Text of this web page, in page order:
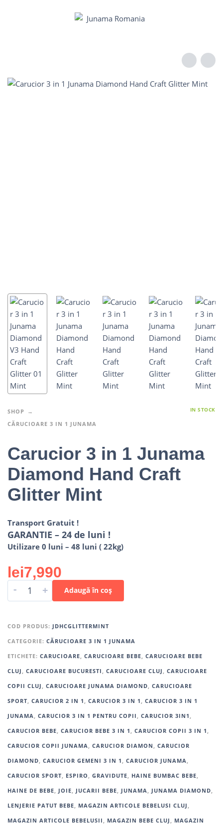
SHOP
CĂRUCIOARE 3 IN 1 JUNAMA
IN STOCK
Carucior 3 in 1 Junama
Diamond Hand Craft
Glitter Mint
Transport Gratuit !
GARANTIE – 24 de luni !
Utilizare 0 luni – 48 luni ( 22kg)
lei7,990
- + Adaugă în coș
COD PRODUS: JDHCGLITTERMINT
CATEGORIE: CĂRUCIOARE 3 IN 1 JUNAMA
ETICHETE: CARUCIOARE, CARUCIOARE BEBE, CARUCIOARE BEBE
CLUJ , CARUCIOARE BUCURESTI , CARUCIOARE CLUJ , CARUCIOARE
COPII CLUJ , CARUCIOARE JUNAMA DIAMOND, CARUCIOARE
SPORT, CARUCIOR 2 IN 1 , CARUCIOR 3 IN 1 , CARUCIOR 3 IN 1
JUNAMA, CARUCIOR 3 IN 1 PENTRU COPII , CARUCIOR 3IN1 ,
CARUCIOR BEBE, CARUCIOR BEBE 3 IN 1 , CARUCIOR COPII 3 IN 1 ,
CARUCIOR COPII JUNAMA, CARUCIOR DIAMON , CARUCIOR
DIAMOND, CARUCIOR GEMENI 3 IN 1 , CARUCIOR JUNAMA,
CARUCIOR SPORT, ESPIRO , GRAVIDUTE, HAINE BUMBAC BEBE,
HAINE DE BEBE, JOIE, JUCARII BEBE, JUNAMA, JUNAMA DIAMOND,
LENJERIE PATUT BEBE, MAGAZIN ARTICOLE BEBELUSI CLUJ ,
MAGAZIN ARTICOLE BEBELUSII , MAGAZIN BEBE CLUJ , MAGAZIN